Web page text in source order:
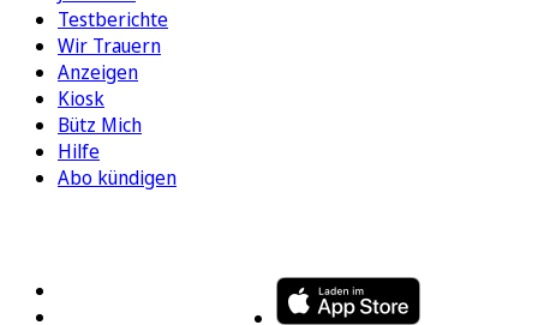
Testberichte
Wir Trauern
Anzeigen
Kiosk
Bütz Mich
Hilfe
Abo kündigen